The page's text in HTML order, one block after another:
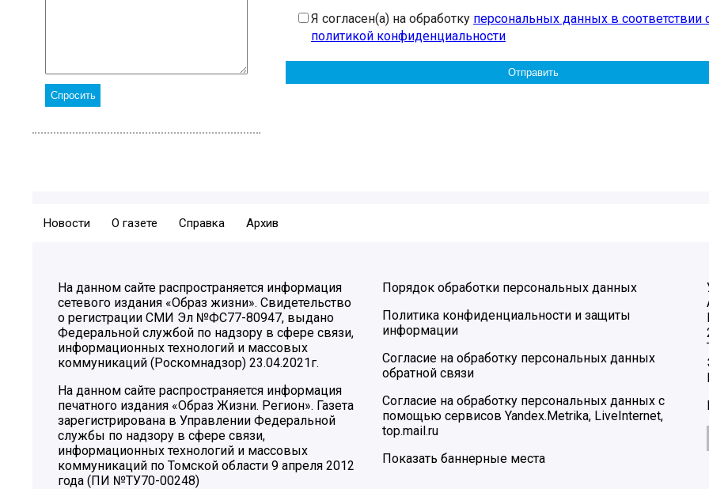
Я согласен(а) на обработку персональных данных в соответствии
политикой конфиденциальности
Новости О газете Справка Архив
На данном сайте распространяется информация
сетевого издания «Образ жизни». Свидетельство
о регистрации СМИ Эл №ФС77-80947, выдано
Федеральной службой по надзору в сфере связи,
информационных технологий и массовых
коммуникаций (Роскомнадзор) 23.04.2021г.
На данном сайте распространяется информация
печатного издания «Образ Жизни. Регион». Газета
зарегистрирована в Управлении Федеральной
службы по надзору в сфере связи,
информационных технологий и массовых
коммуникаций по Томской области 9 апреля 2012
года (ПИ №ТУ70-00248)
Порядок обработки персональных данных
Политика конфиденциальности и защиты
информации
Согласие на обработку персональных данных
обратной связи
Согласие на обработку персональных данных с
помощью сервисов Yandex.Metrika, LiveInternet,
top.mail.ru
Показать баннерные места